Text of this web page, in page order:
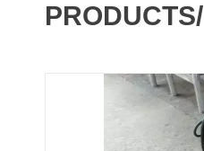
PRODUCTS/